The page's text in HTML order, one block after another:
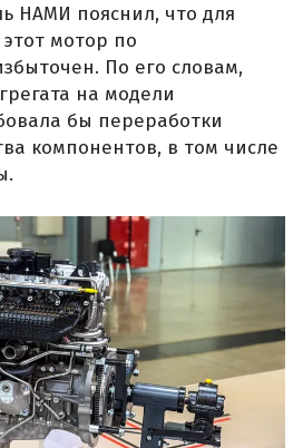
НАМИ пояснил, что для
мотор по
По его словам,
на модели
бы переработки
компонентов, в том числе